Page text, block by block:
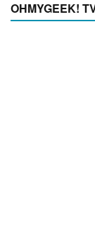
OHMYGEEK!